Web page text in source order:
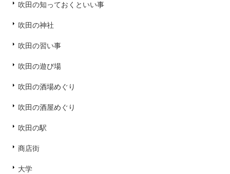
吹田の知っておくといい事
吹田の神社
吹田の習い事
吹田の遊び場
吹田の酒場めぐり
吹田の酒屋めぐり
吹田の駅
商店街
大学